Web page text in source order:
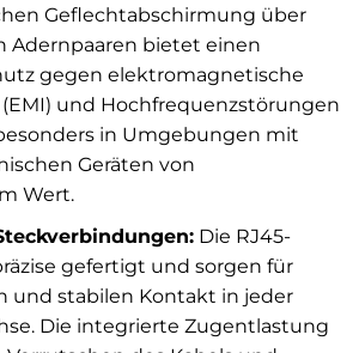
Geflechtabschirmung über
Adernpaaren bietet einen
gegen elektromagnetische
und Hochfrequenzstörungen
in Umgebungen mit
Geräten von
Wert.
Die RJ45-
gefertigt und sorgen für
und stabilen Kontakt in jeder
Die integrierte Zugentlastung